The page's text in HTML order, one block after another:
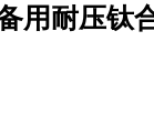
用耐压钛